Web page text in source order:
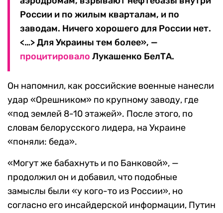
России и по жилым кварталам, и по
заводам. Ничего хорошего для России нет.
<…> Для Украины тем более», —
процитировало Лукашенко БелТА.
Он напомнил, как российские военные нанесли
удар «Орешником» по крупному заводу, где
«под землей 8-10 этажей». После этого, по
словам белорусского лидера, на Украине
«поняли: беда».
«Могут же бабахнуть и по Банковой», —
продолжил он и добавил, что подобные
замыслы были «у кого-то из России», но
согласно его инсайдерской информации, Путин